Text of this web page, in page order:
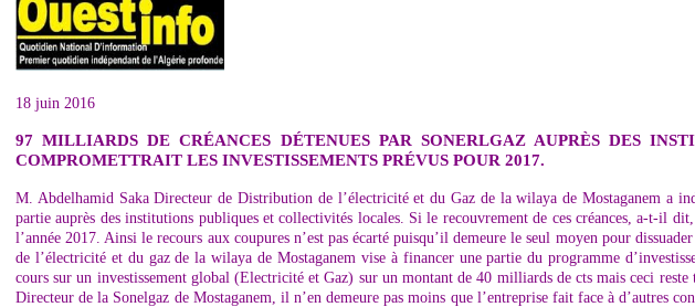
18 juin 2016
97 MILLIARDS DE CRÉANCES DÉTENUES PAR SONERLGAZ AUPRÈS DES
COMPROMETTRAIT LES INVESTISSEMENTS PRÉVUS POUR 2017.
M. Abdelhamid Saka Directeur de Distribution de l’électricité et du Gaz de la wilaya de Mostaganem a
partie auprès des institutions publiques et collectivités locales. Si le recouvrement de ces créances, a-t-il
l’année 2017. Ainsi le recours aux coupures n’est pas écarté puisqu’il demeure le seul moyen pour
de l’électricité et du gaz de la wilaya de Mostaganem vise à financer une partie du programme
cours sur un investissement global (Electricité et Gaz) sur un montant de 40 milliards de cts mais ceci
Directeur de la Sonelgaz de Mostaganem, il n’en demeure pas moins que l’entreprise fait face à